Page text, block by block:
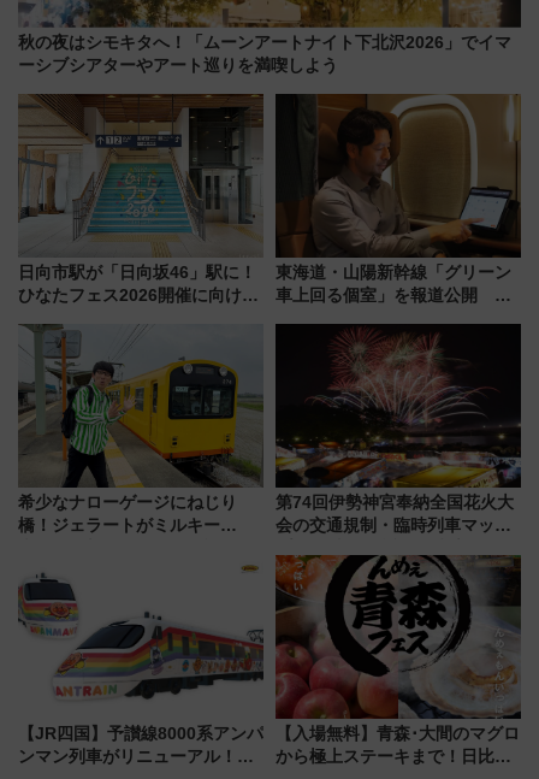
秋の夜はシモキタへ！「ムーンアートナイト下北沢2026」でイマ
ーシブシアターやアート巡りを満喫しよう
日向市駅が「日向坂46」駅に！
ひなたフェス2026開催に向けJR
全力応援 夜行列車「ドリーム
おひさま号」も走る
東海道・山陽新幹線「グリーン
車上回る個室」を報道公開 プ
希少なナローゲージにねじり
橋！ジェラートがミルキー
278回目の舞台は「三岐鉄道北
勢線」
第74回伊勢神宮奉納全国花火大
会の交通規制・臨時列車マッ
セス
【JR四国】予讃線8000系アンパ
ンマン列車がリニューアル！内
【入場無料】青森･大間のマグロ
から極上ステーキまで！日比谷